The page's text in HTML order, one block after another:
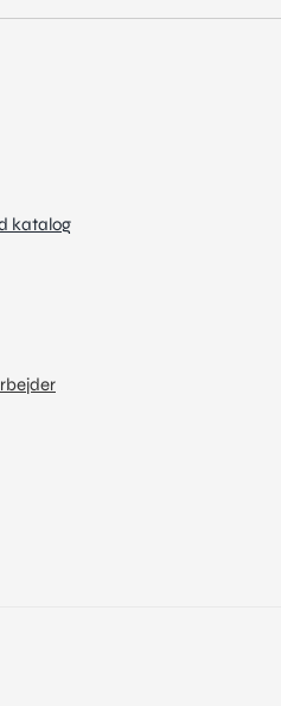
katalog